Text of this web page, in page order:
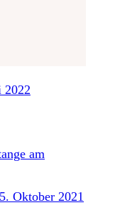
2022
Oktober 2021